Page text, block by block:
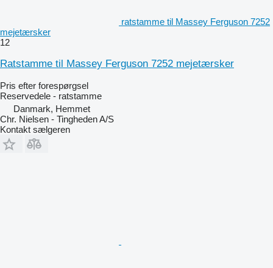
ratstamme til Massey Ferguson 7252
mejetærsker
12
Ratstamme til Massey Ferguson 7252 mejetærsker
Pris efter forespørgsel
Reservedele - ratstamme
Danmark, Hemmet
Chr. Nielsen - Tingheden A/S
Kontakt sælgeren